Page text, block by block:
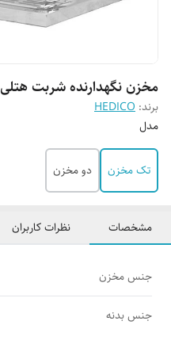
مخزن نگهدارنده شربت هتلی
برند: HEDICO
مدل
تک مخزن دو مخزن
مشخصات نظرات کاربران
جنس مخزن
جنس بدنه